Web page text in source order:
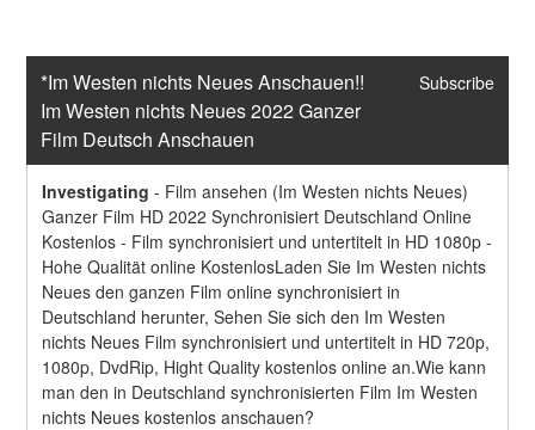
*Im Westen nichts Neues Anschauen!!
Im Westen nichts Neues 2022 Ganzer
Film Deutsch Anschauen
Subscribe
Investigating - Film ansehen (Im Westen nichts Neues)
Ganzer Film HD 2022 Synchronisiert Deutschland Online
Kostenlos - Film synchronisiert und untertitelt in HD 1080p -
Hohe Qualität online KostenlosLaden Sie Im Westen nichts
Neues den ganzen Film online synchronisiert in
Deutschland herunter, Sehen Sie sich den Im Westen
nichts Neues Film synchronisiert und untertitelt in HD 720p,
1080p, DvdRip, Hight Quality kostenlos online an.Wie kann
man den in Deutschland synchronisierten Film Im Westen
nichts Neues kostenlos anschauen?